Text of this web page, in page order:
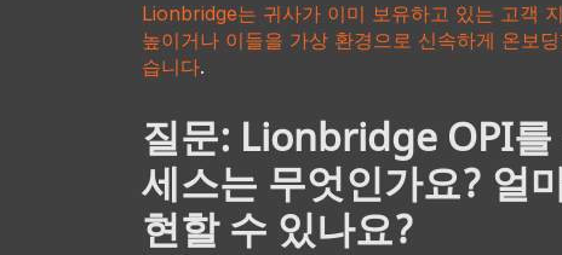
Lionbridge는 귀사가 이미 보유하고 있는 고객
높이거나 이들을 가상 환경으로 신속하게 온보
습니다.
질문: Lionbridge OPI를
세스는 무엇인가요? 얼
현할 수 있나요?